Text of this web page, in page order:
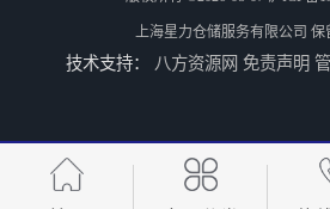
上海星力仓储服务有限公司 保
技术支持： 八方资源网 免责声明